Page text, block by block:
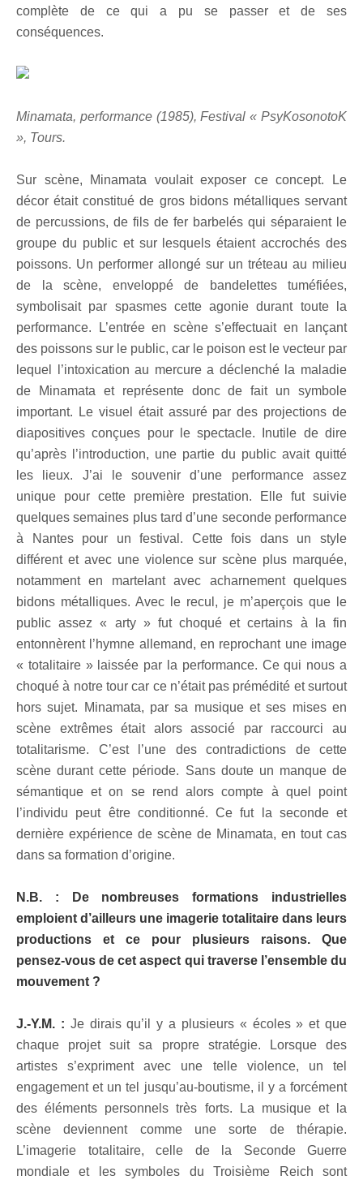
complète de ce qui a pu se passer et de ses
conséquences.
Minamata, performance (1985), Festival « PsyKosonotoK
», Tours.
Sur scène, Minamata voulait exposer ce concept. Le
décor était constitué de gros bidons métalliques servant
de percussions, de fils de fer barbelés qui séparaient le
groupe du public et sur lesquels étaient accrochés des
poissons. Un performer allongé sur un tréteau au milieu
de la scène, enveloppé de bandelettes tuméfiées,
symbolisait par spasmes cette agonie durant toute la
performance. L’entrée en scène s’effectuait en lançant
des poissons sur le public, car le poison est le vecteur par
lequel l’intoxication au mercure a déclenché la maladie
de Minamata et représente donc de fait un symbole
important. Le visuel était assuré par des projections de
diapositives conçues pour le spectacle. Inutile de dire
qu’après l’introduction, une partie du public avait quitté
les lieux. J’ai le souvenir d’une performance assez
unique pour cette première prestation. Elle fut suivie
quelques semaines plus tard d’une seconde performance
à Nantes pour un festival. Cette fois dans un style
différent et avec une violence sur scène plus marquée,
notamment en martelant avec acharnement quelques
bidons métalliques. Avec le recul, je m’aperçois que le
public assez « arty » fut choqué et certains à la fin
entonnèrent l’hymne allemand, en reprochant une image
« totalitaire » laissée par la performance. Ce qui nous a
choqué à notre tour car ce n’était pas prémédité et surtout
hors sujet. Minamata, par sa musique et ses mises en
scène extrêmes était alors associé par raccourci au
totalitarisme. C’est l’une des contradictions de cette
scène durant cette période. Sans doute un manque de
sémantique et on se rend alors compte à quel point
l’individu peut être conditionné. Ce fut la seconde et
dernière expérience de scène de Minamata, en tout cas
dans sa formation d’origine.
N.B. : De nombreuses formations industrielles
emploient d’ailleurs une imagerie totalitaire dans leurs
productions et ce pour plusieurs raisons. Que
pensez-vous de cet aspect qui traverse l’ensemble du
mouvement ?
J.-Y.M. : Je dirais qu’il y a plusieurs « écoles » et que
chaque projet suit sa propre stratégie. Lorsque des
artistes s’expriment avec une telle violence, un tel
engagement et un tel jusqu’au-boutisme, il y a forcément
des éléments personnels très forts. La musique et la
scène deviennent comme une sorte de thérapie.
L’imagerie totalitaire, celle de la Seconde Guerre
mondiale et les symboles du Troisième Reich sont